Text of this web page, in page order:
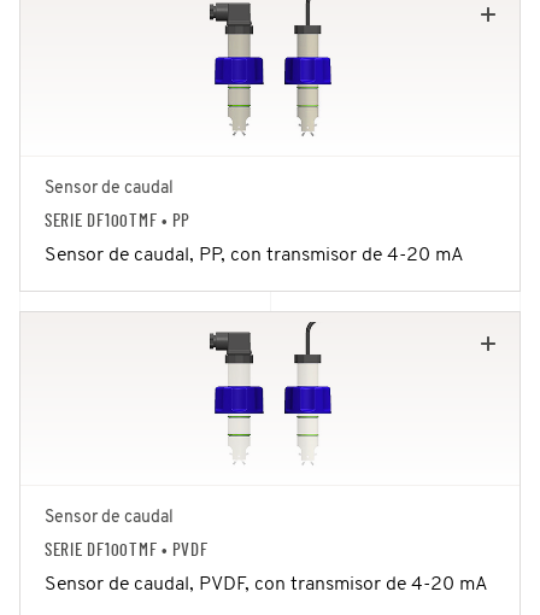
Sensor de caudal
SERIE DF100TMF • PP
Sensor de caudal, PP, con transmisor de 4-20 mA
Sensor de caudal
SERIE DF100TMF • PVDF
Sensor de caudal, PVDF, con transmisor de 4-20 mA